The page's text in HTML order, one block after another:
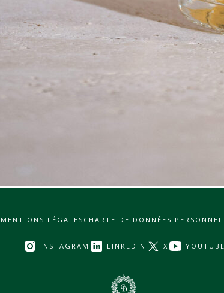
MENTIONS LÉGALES CHARTE DE DONNÉES
INSTAGRAM LINKEDIN X YOUTUBE